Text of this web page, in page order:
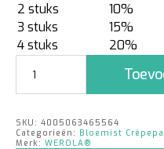
2 stuks
10%
3 stuks
15%
4 stuks
20%
Crêpepapier
Struik
aantal
SKU: 4005063465564
Categorieën: Bloemist
Merk: WEROLA®